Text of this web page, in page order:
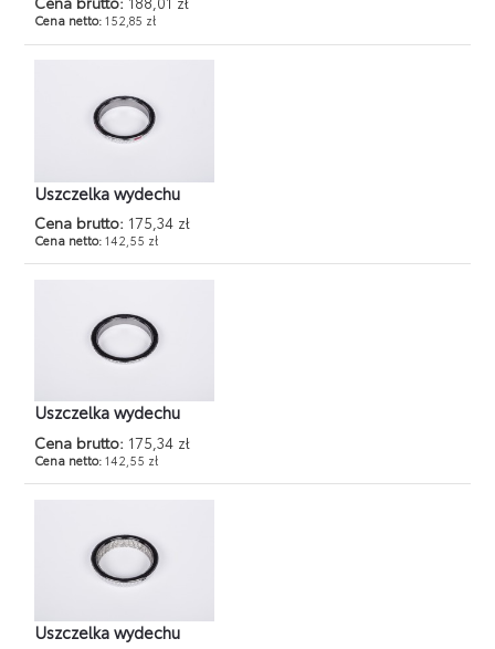
Cena netto:152,85 zł
Uszczelka wydechu
Cena brutto: 175,34 zł
Cena netto:142,55 zł
Uszczelka wydechu
Cena brutto: 175,34 zł
Cena netto:142,55 zł
Uszczelka wydechu